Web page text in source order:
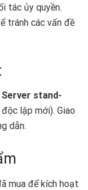
tác ủy quyền.
tránh các vấn đề
Server stand-
lập mới). Giao
dẫn.
mua để kích hoạt